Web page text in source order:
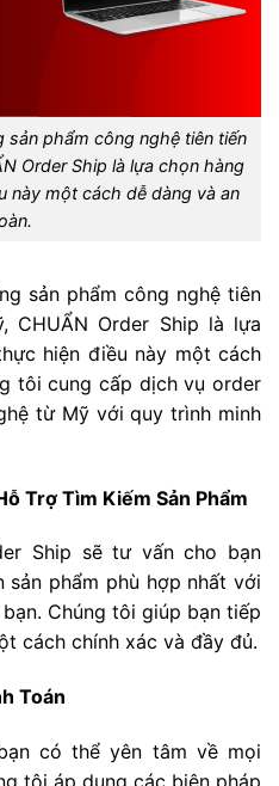
sản phẩm công nghệ tiên tiến
Order Ship là lựa chọn hàng
này một cách dễ dàng và an
sản phẩm công nghệ tiên
CHUẨN Order Ship là lựa
hiện điều này một cách
tôi cung cấp dịch vụ order
từ Mỹ với quy trình minh
Trợ Tìm Kiếm Sản Phẩm
Ship sẽ tư vấn cho bạn
phẩm phù hợp nhất với
Chúng tôi giúp bạn tiếp
cách chính xác và đầy đủ.
Toán
có thể yên tâm về mọi
tôi áp dụng các biện pháp